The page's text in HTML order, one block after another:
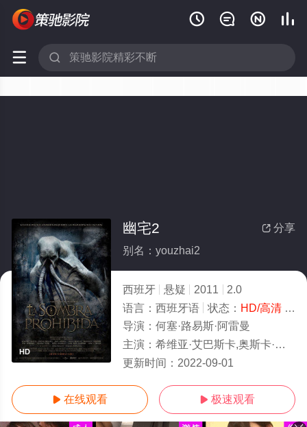
   
 
HD
 分享
幽宅2
别名：youzhai2
西班牙 悬疑 2011
2.0
语言： 西班牙语 状态： HD/高清- 免费在线观看
导演： 何塞·路易斯·阿雷曼
主演： 希维亚·艾巴斯卡,奥斯卡·贾恩那达,丹尼埃尔·利奥蒂
更新时间： 2022-09-01
 在线观看  极速观看